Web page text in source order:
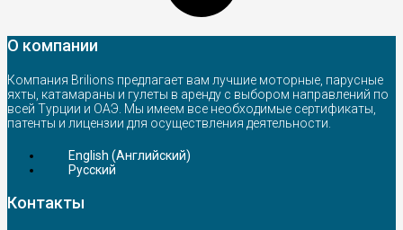
О компании
Компания Brilions предлагает вам лучшие моторные, парусные
яхты, катамараны и гулеты в аренду с выбором направлений по
всей Турции и ОАЭ. Мы имеем все необходимые сертификаты,
патенты и лицензии для осуществления деятельности.
English (Английский)
Русский
Контакты